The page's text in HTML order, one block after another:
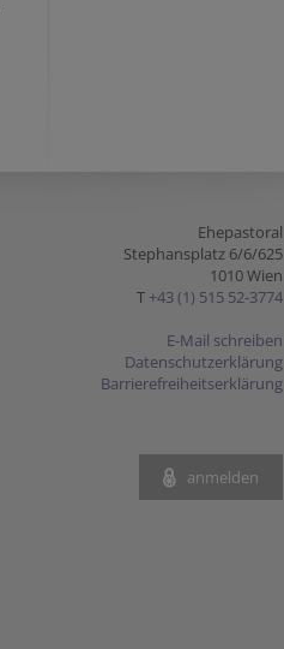
Ehepastoral
Stephansplatz 6/6/625
1010 Wien
T +43 (1) 515 52-3774
E-Mail schreiben
Datenschutzerklärung
Barrierefreiheitserklärung
anmelden